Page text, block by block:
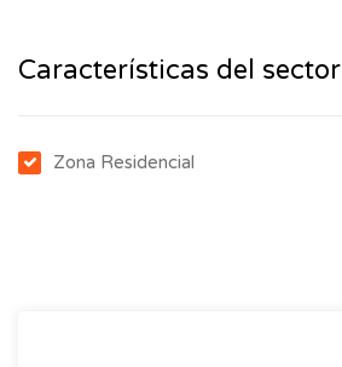
Características del sector
Zona Residencial